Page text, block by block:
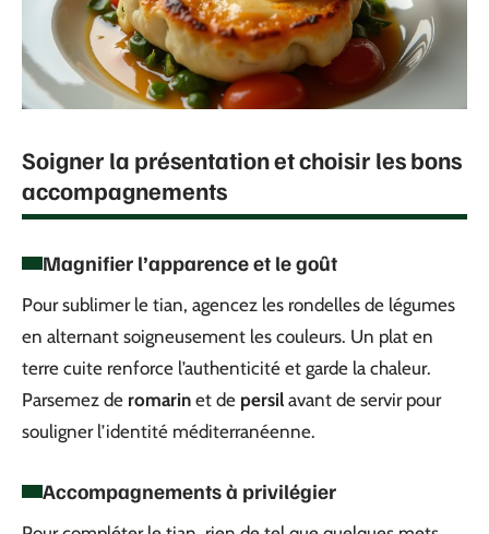
Soigner la présentation et choisir les bons
accompagnements
Magnifier l’apparence et le goût
Pour sublimer le tian, agencez les rondelles de légumes
en alternant soigneusement les couleurs. Un plat en
terre cuite renforce l’authenticité et garde la chaleur.
Parsemez de romarin et de persil avant de servir pour
souligner l’identité méditerranéenne.
Accompagnements à privilégier